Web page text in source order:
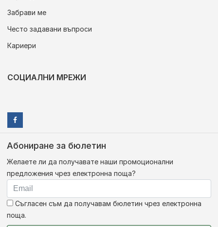
Забрави ме
Често задавани въпроси
Кариери
СОЦИАЛНИ МРЕЖИ
Абониране за бюлетин
Желаете ли да получавате наши промоционални
предложения чрез електронна поща?
Съгласен съм да получавам бюлетин чрез електронна
поща.